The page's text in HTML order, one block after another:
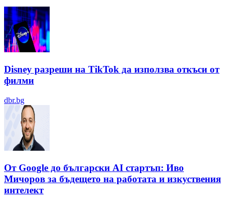
Disney разреши на TikTok да използва откъси от
филми
dbr.bg
От Google до български AI стартъп: Иво
Мичоров за бъдещето на работата и изкуствения
интелект